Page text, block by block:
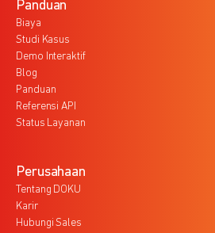
Panduan
Biaya
Studi Kasus
Demo Interaktif
Blog
Panduan
Referensi API
Status Layanan
Perusahaan
Tentang DOKU
Karir
Hubungi Sales